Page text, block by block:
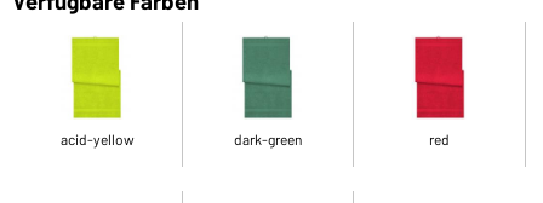
acid-yellow dark-green red